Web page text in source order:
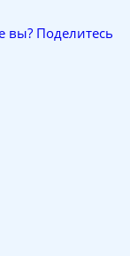
вы? Поделитесь